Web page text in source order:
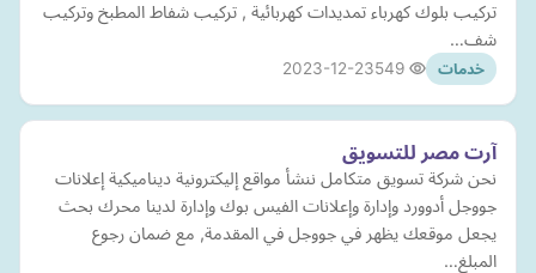
تركيب بلوك كهرباء تمديدات كهربائية , تركيب شفاط المطبخ وتركيب
شف…
خدمات 2023-12-23
آرت مصر للتسويق
نحن شركة تسويق متكامل ننشأ مواقع إليكترونية ديناميكية إعلانات
جووجل أدوورد وإدارة وإعلانات الفيس بوك وإدارة لدينا محرك بحث
يجعل موقعك يظهر في جووجل في المقدمة, مع ضمان رجوع
المبلغ…